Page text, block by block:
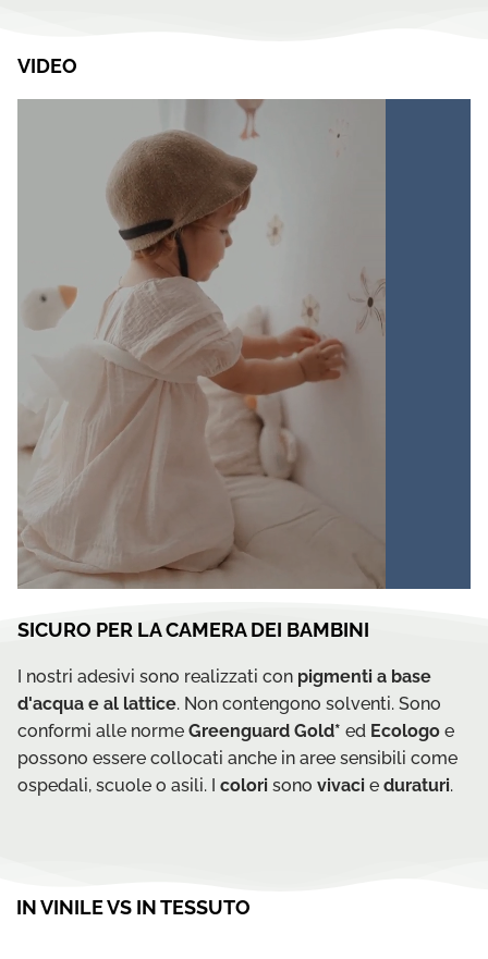
VIDEO
SICURO PER LA CAMERA DEI BAMBINI
I nostri adesivi sono realizzati con pigmenti a base
d'acqua e al lattice. Non contengono solventi. Sono
conformi alle norme Greenguard Gold* ed Ecologo e
possono essere collocati anche in aree sensibili come
ospedali, scuole o asili. I colori sono vivaci e duraturi.
IN VINILE VS IN TESSUTO